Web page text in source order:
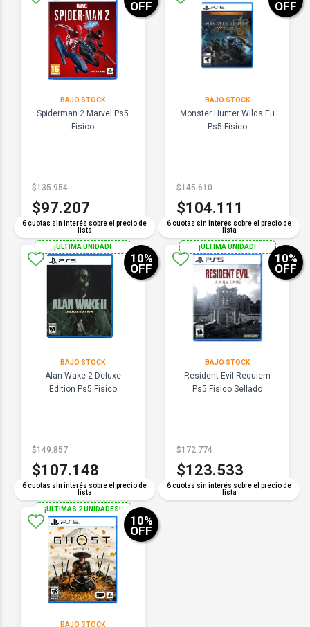
BAJO STOCK
Spiderman 2 Marvel Ps5
Fisico
6 cuotas sin interés sobre el precio de
lista
OFF
$135.954
$97.207
BAJO STOCK
Monster Hunter Wilds Eu
Ps5 Fisico
6 cuotas sin interés sobre el precio de
lista
OFF
$145.610
$104.111
¡ULTIMA UNIDAD!
BAJO STOCK
Alan Wake 2 Deluxe
Edition Ps5 Fisico
6 cuotas sin interés sobre el precio de
lista
10%
OFF
$149.857
$107.148
¡ULTIMA UNIDAD!
BAJO STOCK
Resident Evil Requiem
Ps5 Fisico Sellado
6 cuotas sin interés sobre el precio de
lista
10%
OFF
$172.774
$123.533
¡ULTIMAS 2 UNIDADES!
BAJO STOCK
10%
OFF